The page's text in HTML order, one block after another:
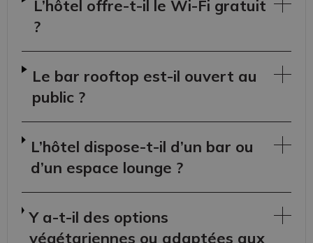
L’hôtel offre-t-il le Wi-Fi gratuit
?
Le bar rooftop est-il ouvert au
public ?
L’hôtel dispose-t-il d’un bar ou
d’un espace lounge ?
Y a-t-il des options
végétariennes ou adaptées aux